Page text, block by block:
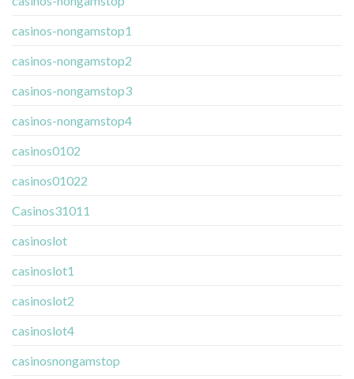
casinos-nongamstop1
casinos-nongamstop2
casinos-nongamstop3
casinos-nongamstop4
casinos0102
casinos01022
Casinos31011
casinoslot
casinoslot1
casinoslot2
casinoslot4
casinosnongamstop